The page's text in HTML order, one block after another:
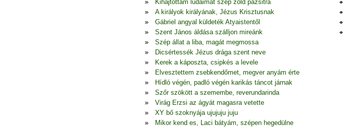
Kihajtottam ludaimat szép zöld pázsitra
A királyok királyának, Jézus Krisztusnak
Gábriel angyal küldeték Atyaistentől
Szent János áldása szálljon mireánk
Szép állat a liba, magát megmossa
Dicsértessék Jézus drága szent neve
Kerek a káposzta, csipkés a levele
Elvesztettem zsebkendőmet, megver anyám érte
Hídló végén, padló végén karikás táncot járnak
Szőr szökött a szemembe, reverundarinda
Virág Erzsi az ágyát magasra vetette
XY bő szoknyája ujujuju juju
Mikor kend es, Laci bátyám, szépen hegedülne